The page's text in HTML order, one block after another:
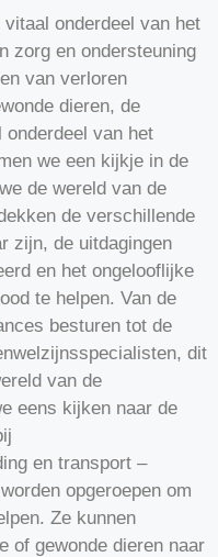
onderdeel van het
zorg en ondersteuning
van verloren
dieren, de
van het
we een kijkje in de
de wereld van de
de verschillende
zijn, de uitdagingen
en het ongelooflijke
te helpen. Van de
besturen tot de
dit
van de
eens kijken naar de
en transport –
opgeroepen om
Ze kunnen
of gewonde dieren naar